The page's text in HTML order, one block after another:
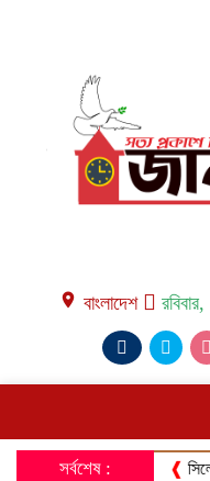
place বাংলাদেশ
সর্বশেষ : সিলেটের